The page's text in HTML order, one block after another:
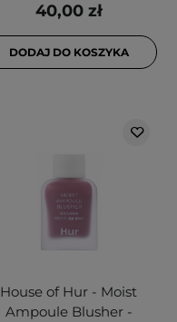
40,00 zł
DODAJ DO KOSZYKA
House of Hur - Moist
Ampoule Blusher -